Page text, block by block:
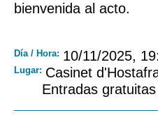
bienvenida al acto.
Día / Hora: 10/11/2025,
Lugar: Casinet
Entradas